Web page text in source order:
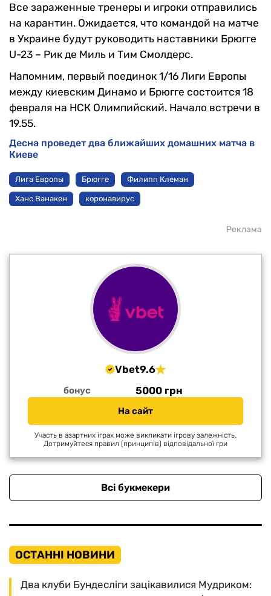
Все зараженные тренеры и игроки отправились
на карантин. Ожидается, что командой на матче
в Украине будут руководить наставники Брюгге
U-23 – Рик де Миль и Тим Смолдерс.
Напомним, первый поединок 1/16 Лиги Европы
между киевским Динамо и Брюгге состоится 18
февраля на НСК Олимпийский. Начало встречи в
19.55.
Десна проведет два ближайших домашних матча в
Киеве
Лига Европы Брюгге Филипп Клеман
Ханс Ванакен коронавирус
Реклама
Vbet9.6
бонус 5000 грн
На сайт
Участь в азартних іграх може викликати ігрову залежність.
Дотримуйтеся правил (принципів) відповідальної гри
Всі букмекери
ОСТАННІ НОВИНИ
Два клуби Бундесліги зацікавилися Мудриком: